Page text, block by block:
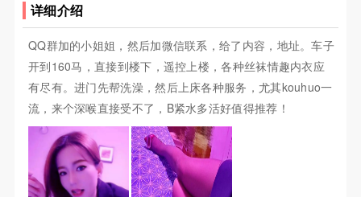
详细介绍
QQ群加的小姐姐，然后加微信联系，给了内容，地址。车子
开到160马，直接到楼下，遥控上楼，各种丝袜情趣内衣应
有尽有。进门先帮洗澡，然后上床各种服务，尤其kouhuo一
流，来个深喉直接受不了，B紧水多活好值得推荐！